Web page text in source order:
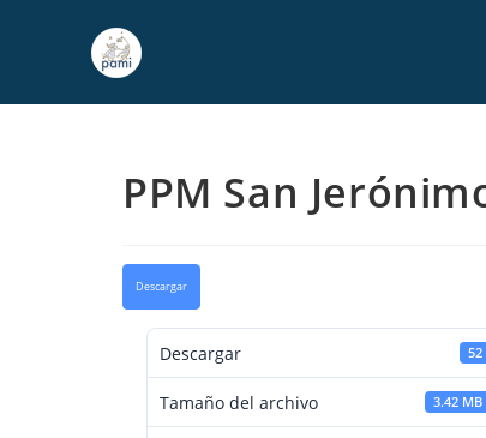
PPM San
Descargar
Descargar 52
Tamaño del archivo 3.42 MB